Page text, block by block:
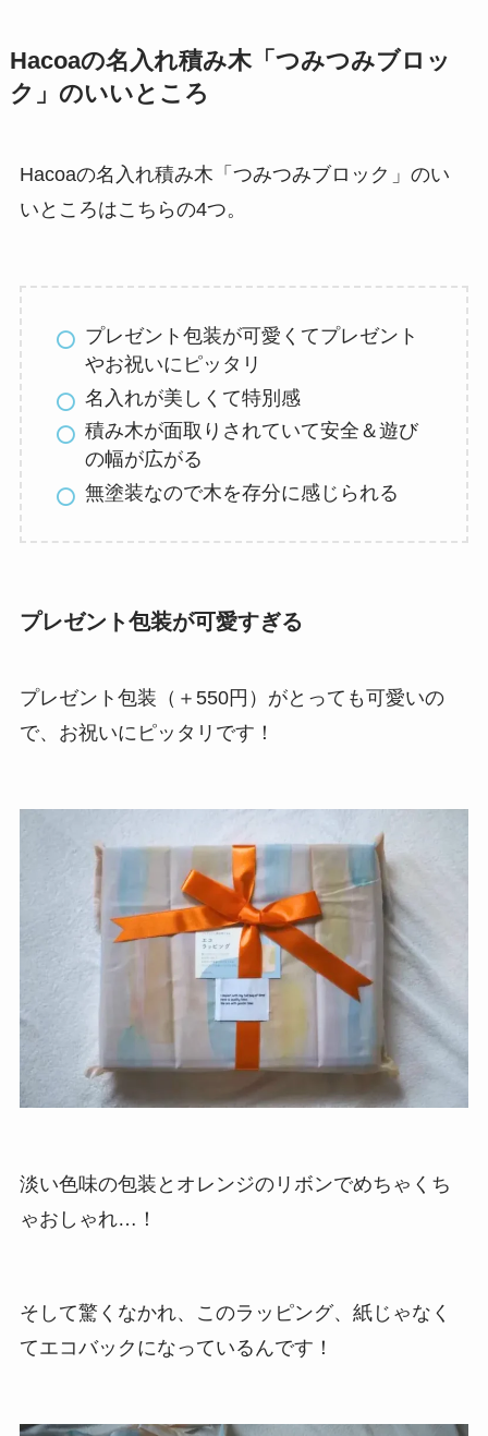
Hacoaの名入れ積み木「つみつみブロッ
ク」のいいところ
Hacoaの名入れ積み木「つみつみブロック 」のい
いところはこちらの4つ。
プレゼント包装が可愛くてプレゼント
やお祝いにピッタリ
名入れが美しくて特別感
積み木が面取りされていて安全＆遊び
の幅が広がる
無塗装なので木を存分に感じられる
プレゼント包装が可愛すぎる
プレゼント包装（＋550円）がとっても可愛いの
で、お祝いにピッタリです！
淡い色味の包装とオレンジのリボンでめちゃくち
ゃおしゃれ…！
そして驚くなかれ、このラッピング、紙じゃなく
てエコバックになっているんです！